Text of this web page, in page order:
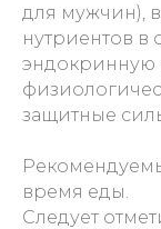
для мужчин),
нутриентов в
эндокринную
защитные
время еды.
Следует